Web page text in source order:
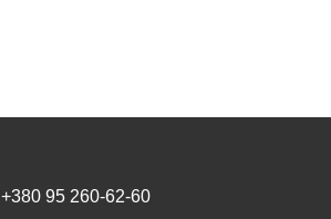
+380 95 260-62-60